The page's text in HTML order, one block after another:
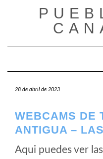
28 de abril de 2023
WEBCAMS DE
ANTIGUA –
Aqui puedes ver